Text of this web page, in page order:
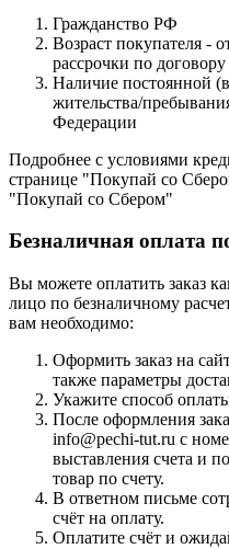
Гражданство РФ
Возраст покупателя -
рассрочки по договору
Наличие постоянной
жительства/
Федерации
Подробнее с условиями
странице "Покупай со
"Покупай со Сбером"
Безналичная оплата
Вы можете оплатить заказ
лицо по безналичному
вам необходимо:
Оформить заказ на
также параметры
Укажите способ
После оформления
info@pechi-tut.ru с
выставления счета и
товар по счету.
В ответном письме
счёт на оплату.
Оплатите счёт и